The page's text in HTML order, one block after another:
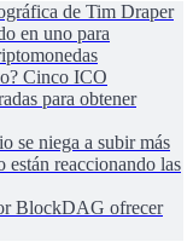
de Tim Draper
en uno para
Cinco ICO
para obtener
se niega a subir más
están reaccionando las
BlockDAG ofrecer